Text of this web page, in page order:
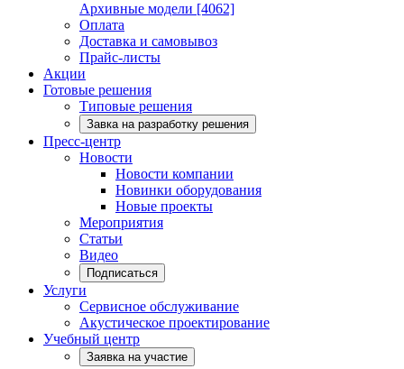
Архивные модели [4062]
Оплата
Доставка и самовывоз
Прайс-листы
Акции
Готовые решения
Типовые решения
Завка на разработку решения
Пресс-центр
Новости
Новости компании
Новинки оборудования
Новые проекты
Мероприятия
Статьи
Видео
Подписаться
Услуги
Сервисное обслуживание
Акустическое проектирование
Учебный центр
Заявка на участие